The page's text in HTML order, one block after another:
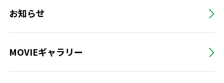
お知らせ
MOVIEギャラリー